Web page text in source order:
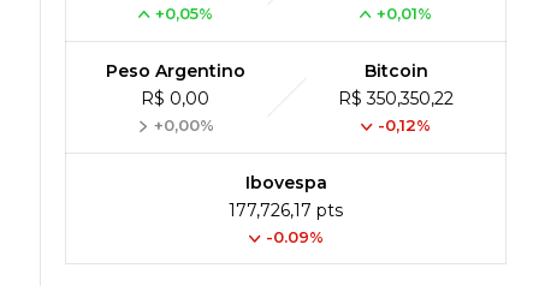
+0,05% +0,01%
Peso Argentino
R$ 0,00
+0,00%
Bitcoin
R$ 350,350,22
-0,12%
Ibovespa
177,726,17 pts
-0.09%